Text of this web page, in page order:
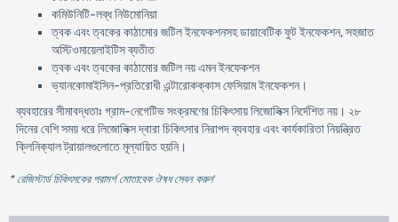
কমিউনিটি-লব্ধ নিউমোনিয়া
ত্বক এবং ত্বকের কাঠামোর জটিল ইনফেকশনসহ ডায়াবেটিক ফুট ইনফেকশন, সহজাত
অস্টিওমায়েলাইটিস ব্যতীত
ত্বক এবং ত্বকের কাঠামোর জটিল নয় এমন ইনফেকশন
ভ্যানকোমাইসিন-প্রতিরোধী এন্টারোকক্কাস ফেসিয়াম ইনফেকশন।
ব্যবহারের সীমাবদ্ধতাঃ গ্রাম-নেগেটিভ সংক্রমণের চিকিৎসায় লিজোলিক্স নির্দেশিত নয়। ২৮
দিনের বেশি সময় ধরে লিজোলিক্স দ্বারা চিকিৎসার নিরাপদ ব্যবহার এবং কার্যকারিতা নিয়ন্ত্রিত
ক্লিনিক্যাল ট্রায়ালগুলোতে মূল্যায়িত হয়নি।
* রেজিস্টার্ড চিকিৎসকের পরামর্শ মোতাবেক ঔষধ সেবন করুন'